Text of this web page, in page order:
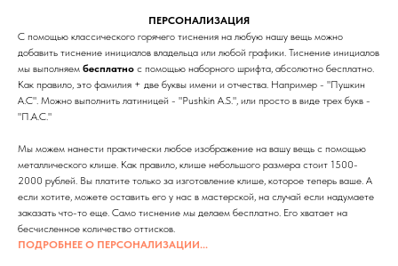
ПЕРСОНАЛИЗАЦИЯ
С помощью классического горячего тиснения на любую нашу вещь можно
добавить тиснение инициалов владельца или любой графики. Тиснение инициалов
мы выполняем бесплатно с помощью наборного шрифта, абсолютно бесплатно.
Как правило, это фамилия + две буквы имени и отчества. Например - "Пушкин
А.С". Можно выполнить латиницей - "Pushkin A.S.", или просто в виде трех букв -
"П.А.С."
Мы можем нанести практически любое изображение на вашу вещь с помощью
металлического клише. Как правило, клише небольшого размера стоит 1500-
2000 рублей. Вы платите только за изготовление клише, которое теперь ваше. А
если хотите, можете оставить его у нас в мастерской, на случай если надумаете
заказать что-то еще. Само тиснение мы делаем бесплатно. Его хватает на
бесчисленное количество оттисков.
ПОДРОБНЕЕ О ПЕРСОНАЛИЗАЦИИ...